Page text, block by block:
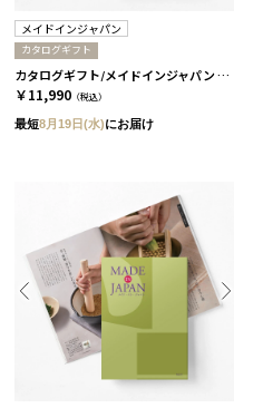
メイドインジャパン
カタログギフト
カタログギフト/メイドインジャパン 全5種 MJ16
￥11,990 （税込）
最短8月19日(水)にお届け